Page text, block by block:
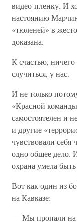
видео-пленку. И
настоянию
«тюленей» в
доказана.
К счастью, ничего
случиться, у нас.
И не только
«Красной
самостоятелен и
и другие
чувствовали
одно общее дело.
охрана умела
Вот как один из
на Кавказе:
— Мы пропали на